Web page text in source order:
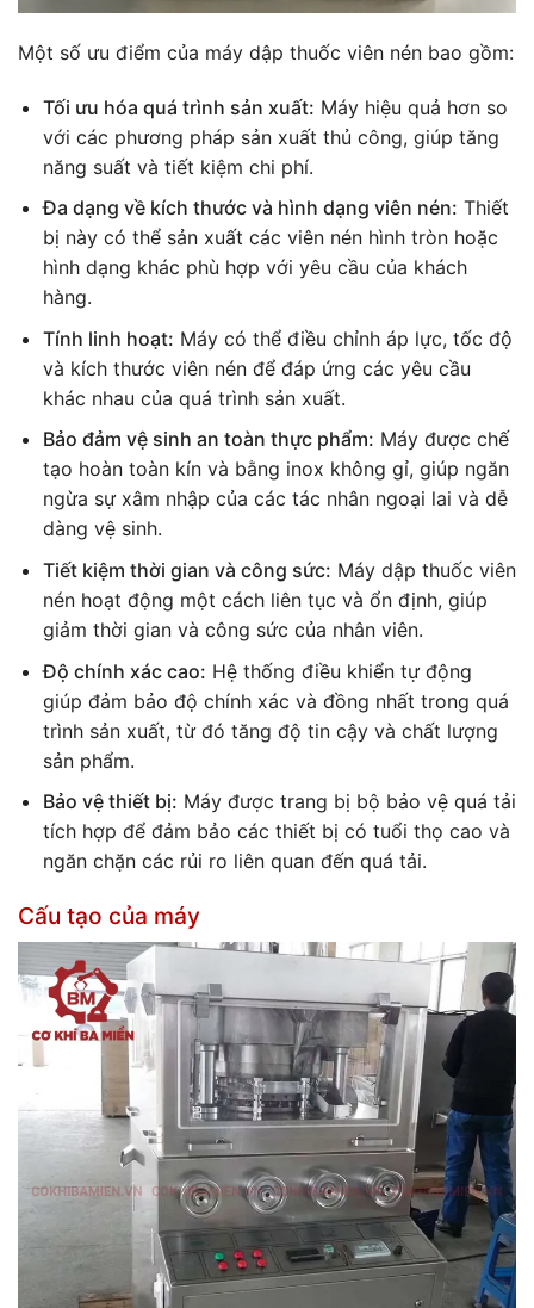
Một số ưu điểm của máy dập thuốc viên nén bao gồm:
Tối ưu hóa quá trình sản xuất: Máy hiệu quả hơn so
với các phương pháp sản xuất thủ công, giúp tăng
năng suất và tiết kiệm chi phí.
Đa dạng về kích thước và hình dạng viên nén: Thiết
bị này có thể sản xuất các viên nén hình tròn hoặc
hình dạng khác phù hợp với yêu cầu của khách
hàng.
Tính linh hoạt: Máy có thể điều chỉnh áp lực, tốc độ
và kích thước viên nén để đáp ứng các yêu cầu
khác nhau của quá trình sản xuất.
Bảo đảm vệ sinh an toàn thực phẩm: Máy được chế
tạo hoàn toàn kín và bằng inox không gỉ, giúp ngăn
ngừa sự xâm nhập của các tác nhân ngoại lai và dễ
dàng vệ sinh.
Tiết kiệm thời gian và công sức: Máy dập thuốc viên
nén hoạt động một cách liên tục và ổn định, giúp
giảm thời gian và công sức của nhân viên.
Độ chính xác cao: Hệ thống điều khiển tự động
giúp đảm bảo độ chính xác và đồng nhất trong quá
trình sản xuất, từ đó tăng độ tin cậy và chất lượng
sản phẩm.
Bảo vệ thiết bị: Máy được trang bị bộ bảo vệ quá tải
tích hợp để đảm bảo các thiết bị có tuổi thọ cao và
ngăn chặn các rủi ro liên quan đến quá tải.
Cấu tạo của máy